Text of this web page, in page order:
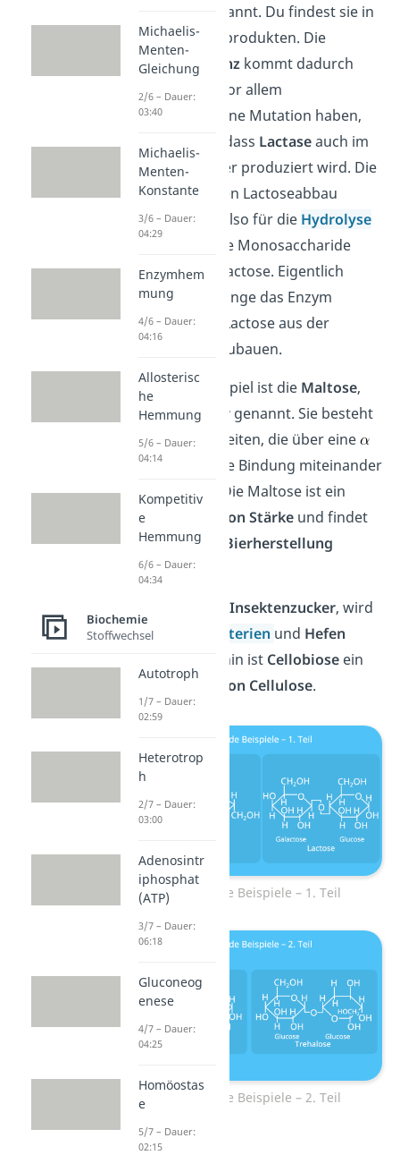
Milchzucker genannt. Du findest sie in
Milchund Milchprodukten. Die
Lactoseintoleranzkommt dadurch
zustande, dass vor allem
Nordeuropäer eine Mutation haben,
die dafür sorgt, dass Lactaseauch im
Erwachsenenalter produziert wird. Die
Lactase ist für den Lactoseabbau
verantwortlich, also für die Hydrolyse
der Lactose in die Monosaccharide
Glucose und Galactose. Eigentlich
haben nur Säuglinge das Enzym
Lactase, um die Lactose aus der
Muttermilch abzubauen.
Das nächste Beispiel ist die Maltose,
auchMalzzuckergenannt. Sie besteht
aus Glucoseeinheiten, die über eine
-1,4-glykosidische Bindung miteinander
verknüpft sind. Die Maltose ist ein
Abbauprodukt
von Stärkeund findet
vor allem in der
Bierherstellung
Verwendung.
Insektenzucker, wird
aber auch in
Bakterien und Hefen
gebildet. Weiterhin ist Cellobioseein
Abbauprodukt
von Cellulose.
Disaccharide Beispiele – 1. Teil
Disaccharide Beispiele – 2. Teil
Michaelis-
Menten-
Gleichung
2/6 – Dauer:
03:40
Michaelis-
Menten-
Konstante
3/6 – Dauer:
04:29
Enzymhem
mung
4/6 – Dauer:
04:16
Allosterisc
he
Hemmung
5/6 – Dauer:
04:14
Kompetitiv
e
Hemmung
6/6 – Dauer:
04:34
Biochemie
Stoffwechsel
Autotroph
1/7 – Dauer:
02:59
Heterotrop
h
2/7 – Dauer:
03:00
Adenosintr
iphosphat
(ATP)
3/7 – Dauer:
06:18
Gluconeog
enese
4/7 – Dauer:
04:25
Homöostas
e
5/7 – Dauer:
02:15